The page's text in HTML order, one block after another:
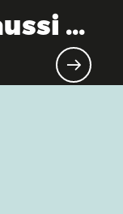
...
nicht